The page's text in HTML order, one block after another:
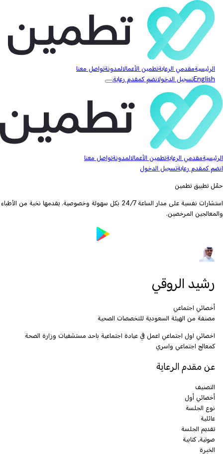
الرئيسيةمقدمي الرعايةتطمين الأعمالالمدونةتواصل معنا
Englishتسجيل الدخولانضم كمقدم رعاية
الرئيسيةمقدمي الرعايةتطمين الأعمالالمدونةتواصل معنا
انضم كمقدم رعايةتسجيل الدخول
حمّل تطبيق تطمين
استشارات نفسية على مدار الساعة 24/7 بكل سهولة وخصوصية. يقدمها نخبة من الأطباء
والمعالجين المرخصين.
رشيد الروقي
أخصائي اجتماعي
مصنفة من الهيئة السعودية للتخصصات الصحية
اخصائي اول اجتماعي اعمل في عيادة اجتماعية باحد مستشفيات وزارة الصحة
كمعالج اجتماعي واسري
عن مقدم الرعاية
التصنيف
أخصائي أول
نوع الجلسة
عائلية
تقديم الجلسة
صوتية, كتابية
الخبرة